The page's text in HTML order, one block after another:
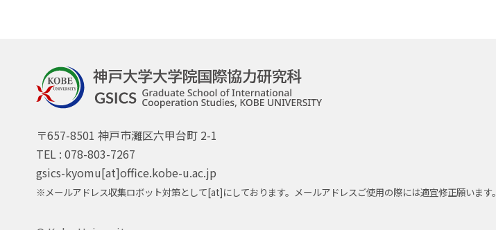
〒657-8501 神戸市灘区六甲台町 2-1
TEL : 078-803-7267
gsics-kyomu[at]office.kobe-u.ac.jp
※メールアドレス収集ロボット対策として[at]にしております。メールアドレスご使用の際には適宜修正願います。